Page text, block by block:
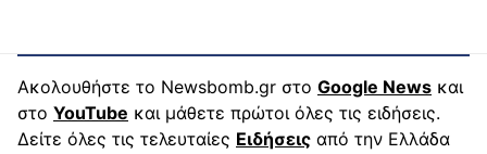
Ακολουθήστε το Newsbomb.gr στο Google News και
στο YouTube και μάθετε πρώτοι όλες τις ειδήσεις.
Δείτε όλες τις τελευταίες Ειδήσεις από την Ελλάδα